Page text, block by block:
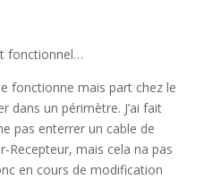
fonctionnel…
fonctionne mais part chez le
dans un périmètre. J’ai fait
pas enterrer un cable de
Recepteur, mais cela na pas
en cours de modification